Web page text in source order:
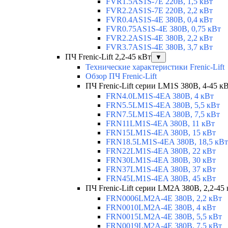
FVR2.2AS1S-7E 220В, 2,2 кВт
FVR0.4AS1S-4E 380В, 0,4 кВт
FVR0.75AS1S-4E 380В, 0,75 кВт
FVR2.2AS1S-4E 380В, 2,2 кВт
FVR3.7AS1S-4E 380В, 3,7 кВт
ПЧ Frenic-Lift 2,2-45 кВт
▼
Технические характеристики Frenic-Lift
Обзор ПЧ Frenic-Lift
ПЧ Frenic-Lift серии LM1S 380В, 4-45
FRN4.0LM1S-4EA 380В, 4 кВт
FRN5.5LM1S-4EA 380В, 5,5 кВт
FRN7.5LM1S-4EA 380В, 7,5 кВт
FRN11LM1S-4EA 380В, 11 кВт
FRN15LM1S-4EA 380В, 15 кВт
FRN18.5LM1S-4EA 380В, 18,5 кВт
FRN22LM1S-4EA 380В, 22 кВт
FRN30LM1S-4EA 380В, 30 кВт
FRN37LM1S-4EA 380В, 37 кВт
FRN45LM1S-4EA 380В, 45 кВт
ПЧ Frenic-Lift серии LM2A 380В, 2,2-45
FRN0006LM2A-4E 380В, 2,2 кВт
FRN0010LM2A-4E 380В, 4 кВт
FRN0015LM2A-4E 380В, 5,5 кВт
FRN0019LM2A-4E 380В, 7,5 кВт